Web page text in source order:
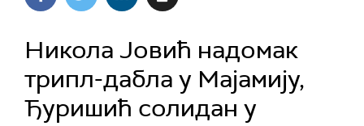
Никола Јовић надомак
трипл-дабла у Мајамију,
Ђуришић солидан у